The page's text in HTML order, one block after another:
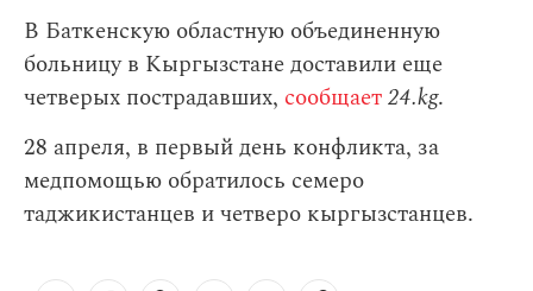
В Баткенскую областную объединенную
больницу в Кыргызстане доставили еще
четверых пострадавших, сообщает24.kg.
28 апреля, в первый день конфликта, за
медпомощью обратилось семеро
таджикистанцев и четверо кыргызстанцев.